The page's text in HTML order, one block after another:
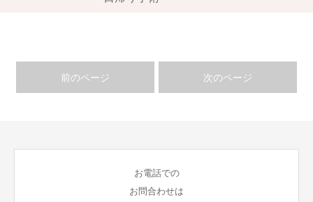
前のページ 次のページ
お電話での
お問合わせは
日帰り手術